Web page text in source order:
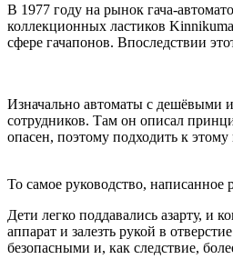
В 1977 году на рынок гача-
коллекционных ластиков
сфере гачапонов. Впоследствии
Изначально автоматы с дешёвыми
сотрудников. Там он описал
опасен, поэтому подходить к
То самое руководство, написанное
Дети легко поддавались азарту, и
аппарат и залезть рукой в
безопасными и, как следствие,